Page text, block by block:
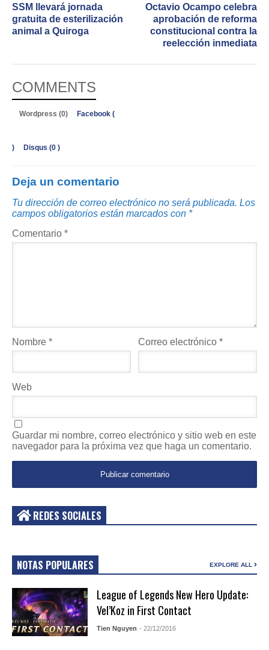
SSM llevará jornada
gratuita de esterilización
animal a Quiroga
Octavio Ocampo celebra
aprobación de reforma
constitucional contra la
reelección inmediata
COMMENTS
Wordpress (0) Facebook (
) Disqus (0 )
Deja un comentario
Tu dirección de correo electrónico no será publicada. Los
campos obligatorios están marcados con *
Comentario *
Nombre * Correo electrónico*
Web
Guardar mi nombre, correo electrónico y sitio web en este
navegador para la próxima vez que haga un comentario.
REDES SOCIALES
NOTAS POPULARES EXPLORE ALL
League of Legends New Hero Update:
Vel’Koz in First Contact
Tien Nguyen - 22/12/2016